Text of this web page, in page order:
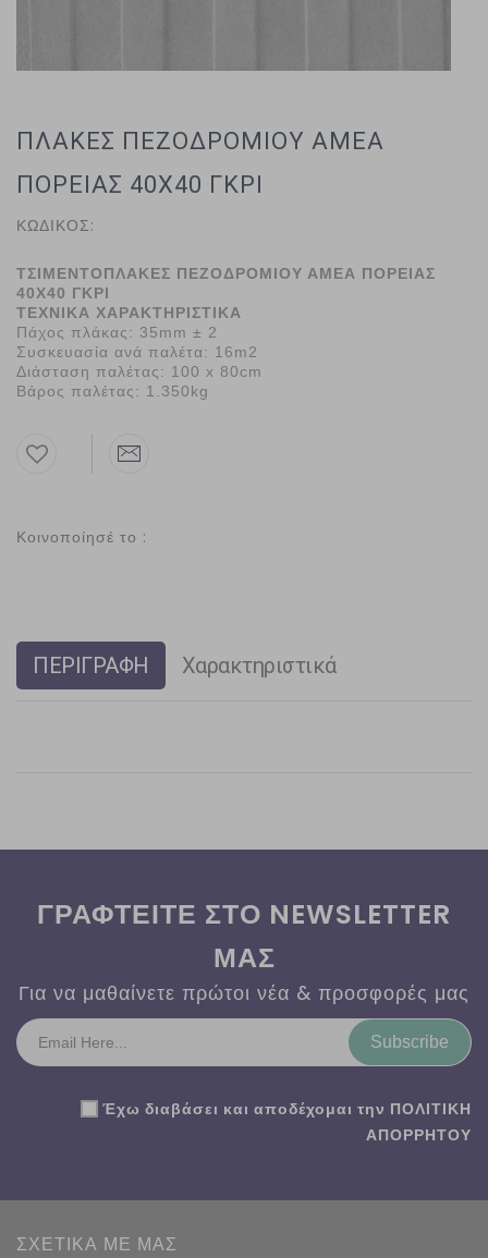
ΠΛΑΚΕΣ ΠΕΖΟΔΡΟΜΙΟΥ ΑΜΕΑ
ΠΟΡΕΙΑΣ 40Χ40 ΓΚΡΙ
ΚΩΔΙΚΟΣ:
ΤΣΙΜΕΝΤΟΠΛΑΚΕΣ ΠΕΖΟΔΡΟΜΙΟΥ ΑΜΕΑ ΠΟΡΕΙΑΣ
40Χ40 ΓΚΡΙ
ΤΕΧΝΙΚΑ ΧΑΡΑΚΤΗΡΙΣΤΙΚΑ
Πάχος πλάκας: 35mm ± 2
Συσκευασία ανά παλέτα: 16m2
Διάσταση παλέτας: 100 x 80cm
Βάρος παλέτας: 1.350kg
Κοινοποίησέ το :
ΠΕΡΙΓΡΑΦΗ Χαρακτηριστικά
ΓΡΑΦΤΕΙΤΕ ΣΤΟ NEWSLETTER
ΜΑΣ
Για να μαθαίνετε πρώτοι νέα & προσφορές μας
Subscribe
Έχω διαβάσει και αποδέχομαι την ΠΟΛΙΤΙΚΗ
ΑΠΟΡΡΗΤΟΥ
ΣΧΕΤΙΚΑ ΜΕ ΜΑΣ